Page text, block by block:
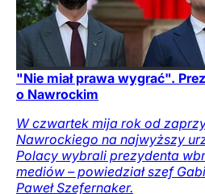
"Nie miał prawa wygrać".
o Nawrockim
W czwartek mija rok od
Nawrockiego na najwyższy
Polacy wybrali prezydenta
mediów – powiedział szef
Paweł Szefernaker.